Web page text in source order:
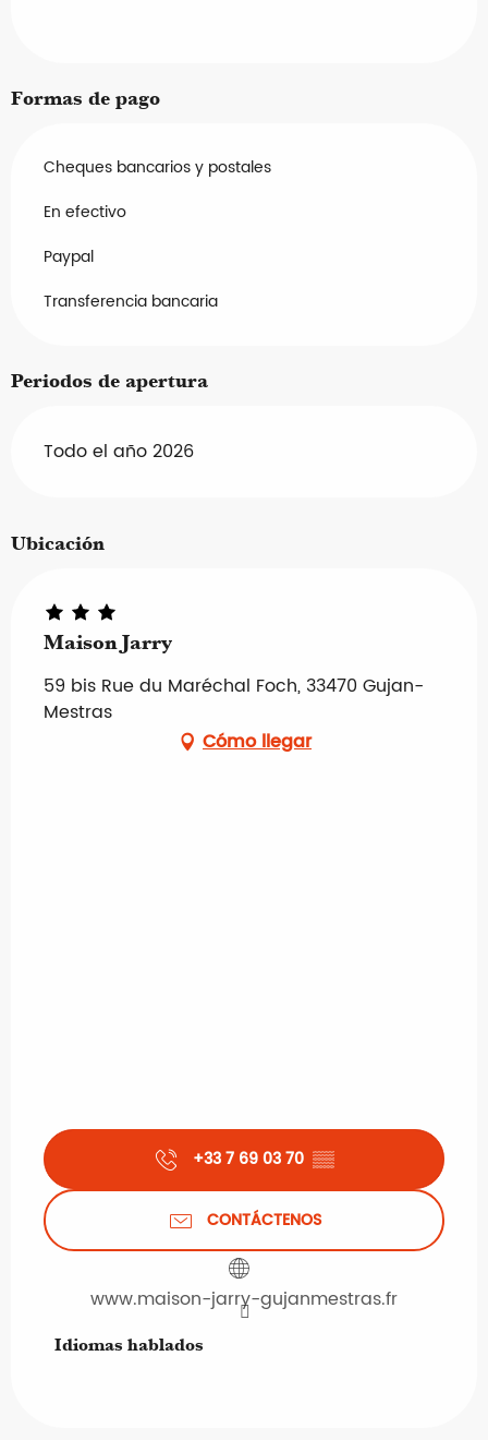
Formas de pago
Cheques bancarios y postales
En efectivo
Paypal
Transferencia bancaria
Periodos de apertura
Todo el año 2026
Ubicación
Maison Jarry
59 bis Rue du Maréchal Foch, 33470 Gujan-
Mestras
Cómo llegar
+33 7 69 03 70 ▒▒
CONTÁCTENOS
www.maison-jarry-gujanmestras.fr
Idiomas hablados
Idiomas hablados